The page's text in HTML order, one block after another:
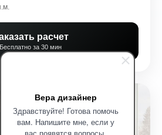
Вера дизайнер
Здравствуйте! Готова помочь
вам. Напишите мне, если у
расчет
Бесплатно за 30 мин